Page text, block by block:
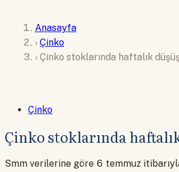
Anasayfa
› Çinko
› Çinko stoklarında haftalık
Çinko
Çinko stoklarında
Smm verilerine göre 6 temmuz